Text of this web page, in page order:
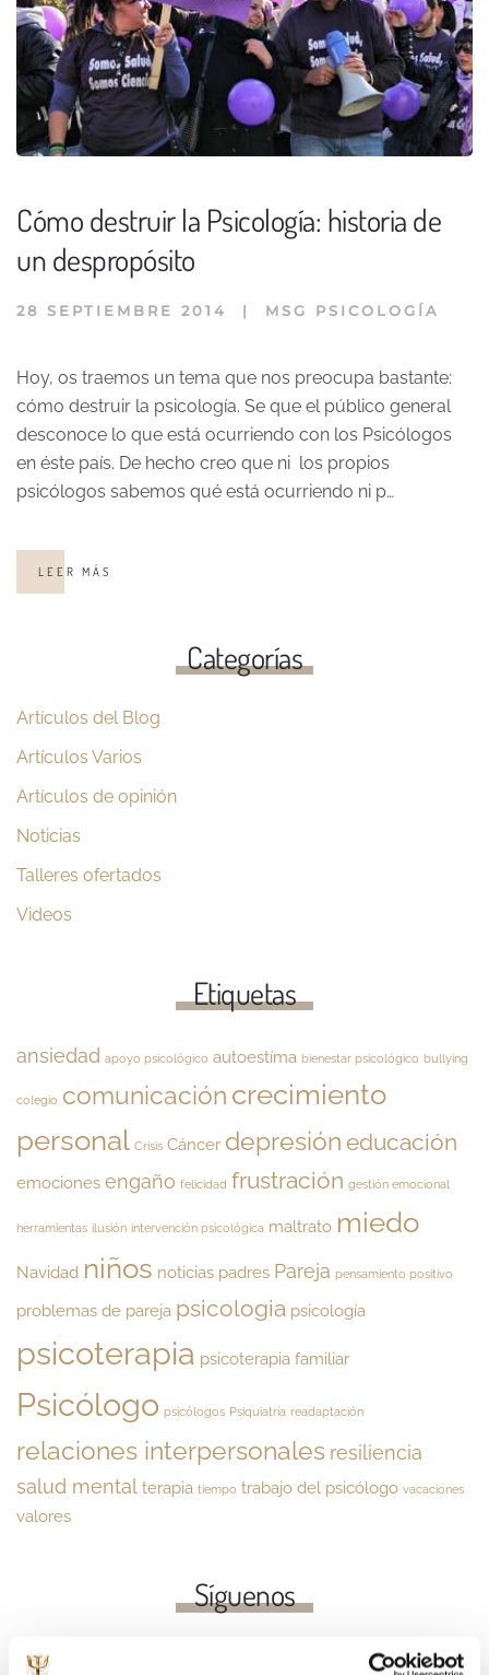
Cómo destruir la Psicología: historia de
un despropósito
28 SEPTIEMBRE 2014 | MSG PSICOLOGÍA
Hoy, os traemos un tema que nos preocupa bastante:
cómo destruir la psicología. Se que el público general
desconoce lo que está ocurriendo con los Psicólogos
en éste país. De hecho creo que ni los propios
psicólogos sabemos qué está ocurriendo ni p…
LEER MÁS
Categorías
Artículos del Blog
Artículos Varios
Artículos de opinión
Noticias
Talleres ofertados
Videos
Etiquetas
ansiedad apoyo psicológico autoestíma bienestar psicológico bullying
colegio comunicación crecimiento
personal Crisis Cáncer depresión educación
emociones engaño felicidad frustración gestión emocional
herramientas ilusión intervención psicológica maltrato miedo
Navidad niños noticias padres Pareja pensamiento positivo
problemas de pareja psicologia psicología
psicoterapia psicoterapia familiar
Psicólogo psicólogos Psiquiatría readaptación
relaciones interpersonales resiliencia
salud mental terapia tiempo trabajo del psicólogo vacaciones
valores
Síguenos